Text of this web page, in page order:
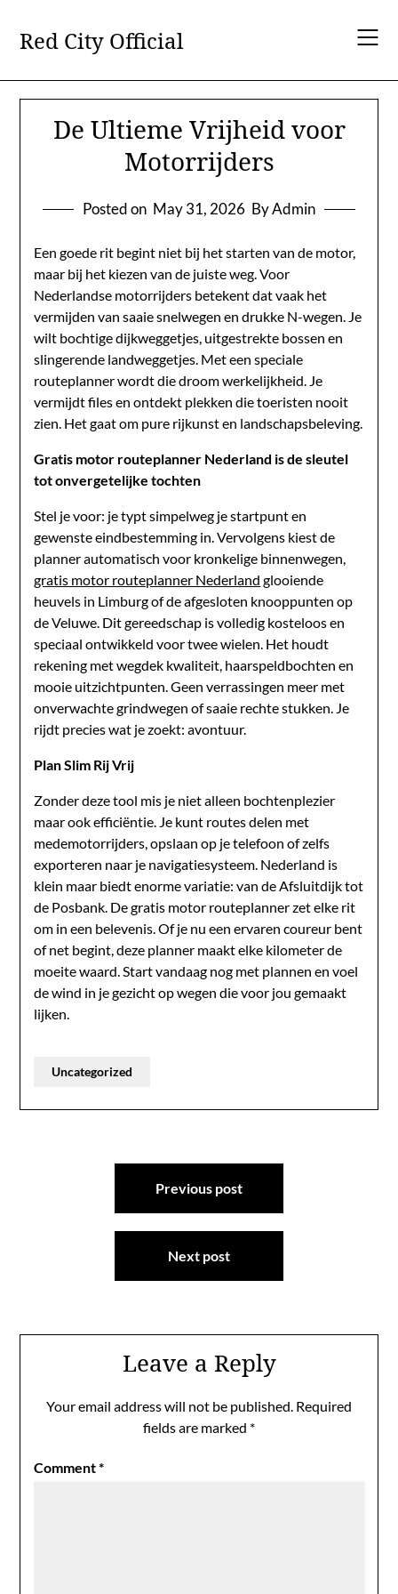
content
Red City Official
De Ultieme Vrijheid voor
Motorrijders
Posted on May 31, 2026 By Admin
Een goede rit begint niet bij het starten van de motor,
maar bij het kiezen van de juiste weg. Voor
Nederlandse motorrijders betekent dat vaak het
vermijden van saaie snelwegen en drukke N-wegen. Je
wilt bochtige dijkweggetjes, uitgestrekte bossen en
slingerende landweggetjes. Met een speciale
routeplanner wordt die droom werkelijkheid. Je
vermijdt files en ontdekt plekken die toeristen nooit
zien. Het gaat om pure rijkunst en landschapsbeleving.
Gratis motor routeplanner Nederland is de sleutel
tot onvergetelijke tochten
Stel je voor: je typt simpelweg je startpunt en
gewenste eindbestemming in. Vervolgens kiest de
planner automatisch voor kronkelige binnenwegen,
gratis motor routeplanner Nederland glooiende
heuvels in Limburg of de afgesloten knooppunten op
de Veluwe. Dit gereedschap is volledig kosteloos en
speciaal ontwikkeld voor twee wielen. Het houdt
rekening met wegdek kwaliteit, haarspeldbochten en
mooie uitzichtpunten. Geen verrassingen meer met
onverwachte grindwegen of saaie rechte stukken. Je
rijdt precies wat je zoekt: avontuur.
Plan Slim Rij Vrij
Zonder deze tool mis je niet alleen bochtenplezier
maar ook efficiëntie. Je kunt routes delen met
medemotorrijders, opslaan op je telefoon of zelfs
exporteren naar je navigatiesysteem. Nederland is
klein maar biedt enorme variatie: van de Afsluitdijk tot
de Posbank. De gratis motor routeplanner zet elke rit
om in een belevenis. Of je nu een ervaren coureur bent
of net begint, deze planner maakt elke kilometer de
moeite waard. Start vandaag nog met plannen en voel
de wind in je gezicht op wegen die voor jou gemaakt
lijken.
Uncategorized
Previous post
Next post
Leave a Reply
Your email address will not be published. Required
fields are marked *
Comment*